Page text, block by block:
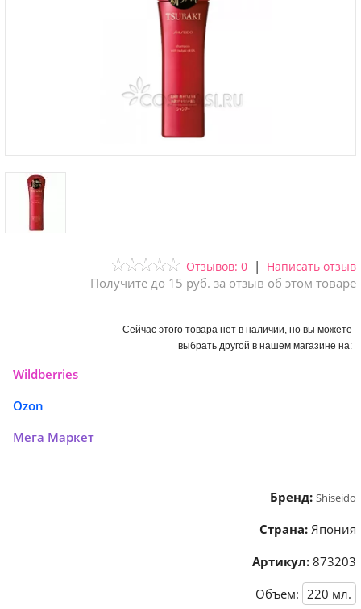
Отзывов: 0 | Написать отзыв
Получите до 15 руб. за отзыв об этом товаре
Сейчас этого товара нет в наличии, но вы можете
выбрать другой в нашем магазине на:
Wildberries
Ozon
Мега Маркет
Бренд: Shiseido
Страна: Япония
Артикул: 873203
Объем: 220 мл.